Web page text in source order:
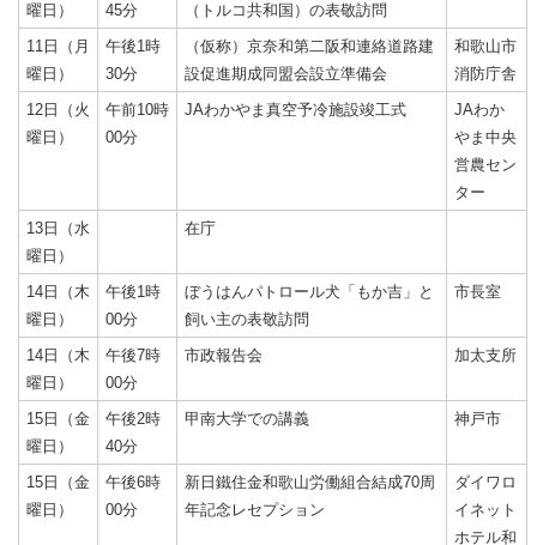
曜日）
45分
（トルコ共和国）の表敬訪問
11日（月
曜日）
午後1時
30分
（仮称）京奈和第二阪和連絡道路建
設促進期成同盟会設立準備会
和歌山市
消防庁舎
12日（火
曜日）
午前10時
00分
JAわかやま真空予冷施設竣工式
JAわか
やま中央
営農セン
ター
13日（水
曜日）
在庁
14日（木
曜日）
午後1時
00分
ぼうはんパトロール犬「もか吉」と
飼い主の表敬訪問
市長室
14日（木
曜日）
午後7時
00分
市政報告会 加太支所
15日（金
曜日）
午後2時
40分
甲南大学での講義 神戸市
15日（金
曜日）
午後6時
00分
新日鐵住金和歌山労働組合結成70周
年記念レセプション
ダイワロ
イネット
ホテル和